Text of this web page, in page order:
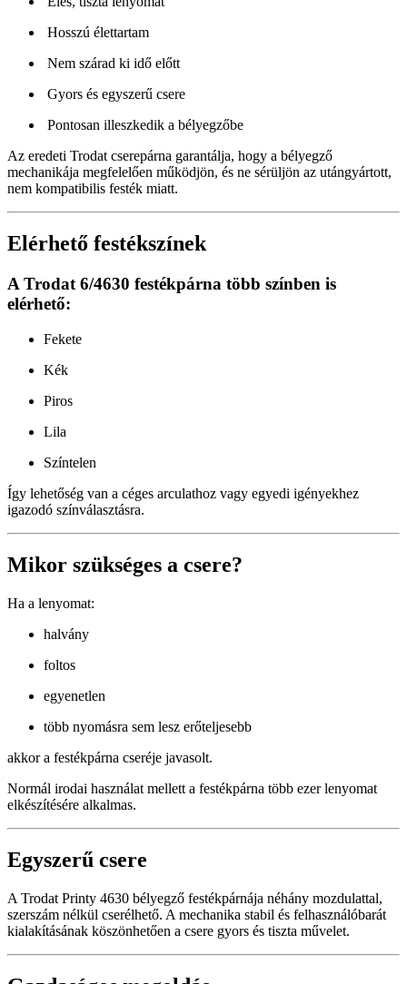
Hosszú élettartam
Nem szárad ki idő előtt
Gyors és egyszerű csere
Pontosan illeszkedik a bélyegzőbe
Az eredeti Trodat cserepárna garantálja, hogy a bélyegző
mechanikája megfelelően működjön, és ne sérüljön az utángyártott,
nem kompatibilis festék miatt.
Elérhető festékszínek
A Trodat 6/4630 festékpárna több színben is
elérhető:
Fekete
Kék
Piros
Lila
Színtelen
Így lehetőség van a céges arculathoz vagy egyedi igényekhez
igazodó színválasztásra.
Mikor szükséges a csere?
Ha a lenyomat:
halvány
foltos
egyenetlen
több nyomásra sem lesz erőteljesebb
akkor a festékpárna cseréje javasolt.
Normál irodai használat mellett a festékpárna több ezer lenyomat
elkészítésére alkalmas.
Egyszerű csere
A Trodat Printy 4630 bélyegző festékpárnája néhány mozdulattal,
szerszám nélkül cserélhető. A mechanika stabil és felhasználóbarát
kialakításának köszönhetően a csere gyors és tiszta művelet.